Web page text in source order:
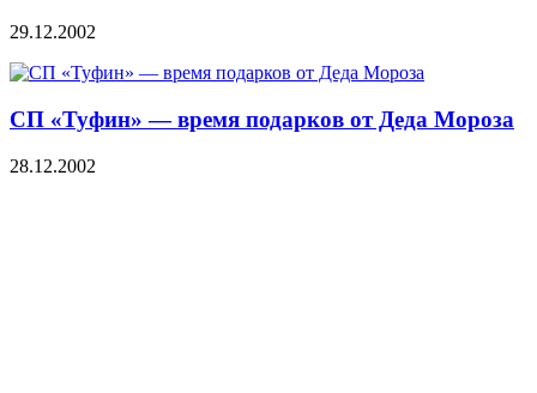
29.12.2002
СП «Туфин» — время подарков от Деда Мороза
28.12.2002